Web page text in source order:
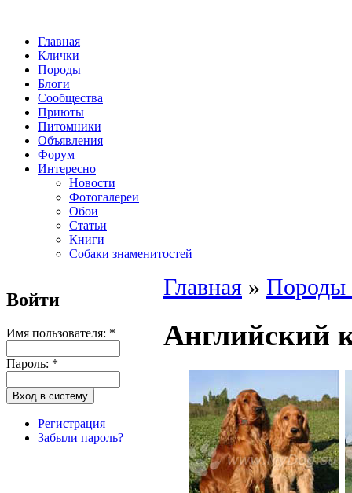
Главная
Клички
Породы
Блоги
Сообщества
Приюты
Питомники
Объявления
Форум
Интересно
Новости
Фотогалереи
Обои
Статьи
Книги
Собаки знаменитостей
Войти
Имя пользователя: *
Пароль: *
Регистрация
Забыли пароль?
Главная » Породы
Английский